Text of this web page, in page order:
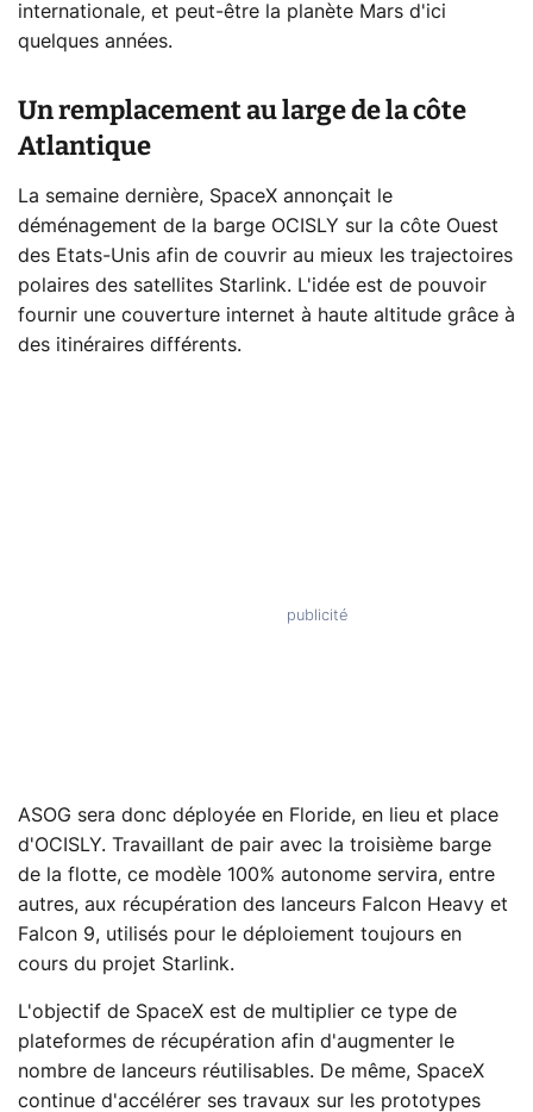
internationale, et peut-être la planète Mars d'ici
quelques années.
Un remplacement au large de la côte
Atlantique
La semaine dernière, SpaceX annonçait le
déménagement de la barge OCISLY sur la côte Ouest
des Etats-Unis afin de couvrir au mieux les trajectoires
polaires des satellites Starlink. L'idée est de pouvoir
fournir une couverture internet à haute altitude grâce à
des itinéraires différents.
ASOG sera donc déployée en Floride, en lieu et place
d'OCISLY. Travaillant de pair avec la troisième barge
de la flotte, ce modèle 100% autonome servira, entre
autres, aux récupération des lanceurs Falcon Heavy et
Falcon 9, utilisés pour le déploiement toujours en
cours du projet Starlink.
L'objectif de SpaceX est de multiplier ce type de
plateformes de récupération afin d'augmenter le
nombre de lanceurs réutilisables. De même, SpaceX
continue d'accélérer ses travaux sur les prototypes